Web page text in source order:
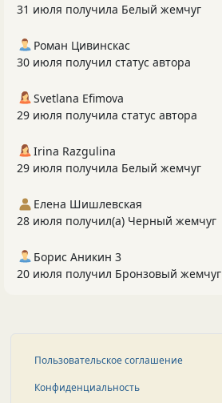
31 июля получила Белый жемчуг
Роман Цивинскас
30 июля получил статус автора
Svetlana Efimova
29 июля получила статус автора
Irina Razgulina
29 июля получила Белый жемчуг
Елена Шишлевская
28 июля получил(а) Черный жемчуг
Борис Аникин 3
20 июля получил Бронзовый жемчуг
Пользовательское соглашение
Конфиденциальность